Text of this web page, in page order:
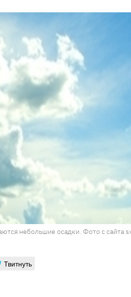
небольшие осадки. Фото с сайта
Твитнуть